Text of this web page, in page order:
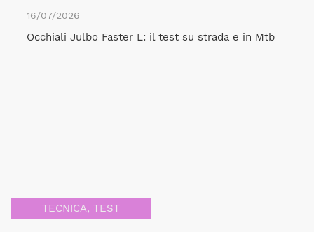
16/07/2026
Occhiali Julbo Faster L: il test su strada e in Mtb
TECNICA, TEST